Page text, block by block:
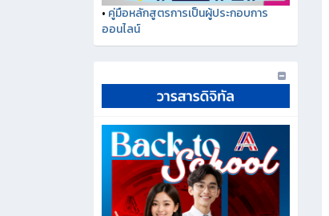
• คู่มือหลักสูตรการเป็นผู้ประกอบการ
ออนไลน์